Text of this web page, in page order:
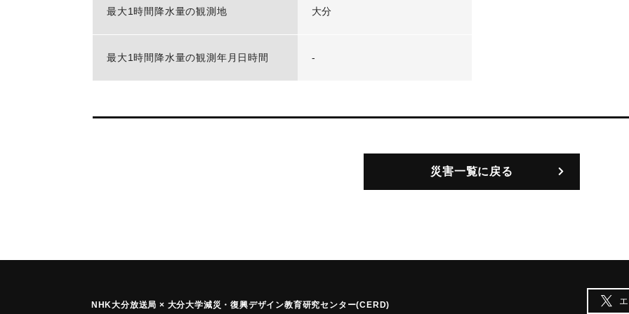
最大1時間降水量の観測地 大分
最大1時間降水量の観測年月日時間 -
災害一覧に戻る
NHK大分放送局 × 大分大学減災 ・復興デザイン教育研究センター(CERD)